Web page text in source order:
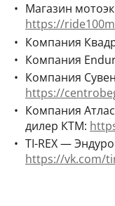
Магазин
https://
Компания
Компания
Компания
https://
Компания
дилер КТМ:
TI-REX —
https://vk.com/